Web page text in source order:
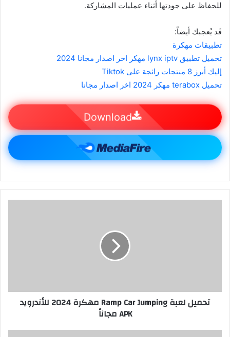
للحفاظ على جودتها أثناء عمليات المشاركة.
قَد يُعجبك أيضاً:
تطبيقات مهكرة
تحميل تطبيق lynx iptv مهكر اخر اصدار مجانا 2024
إليك أبرز 8 منتجات رائجة على Tiktok
تحميل terabox مهكر 2024 اخر اصدار مجانا
Download
تحميل لعبة Ramp Car Jumping مهكرة 2024 للأندرويد
APK مجاناً